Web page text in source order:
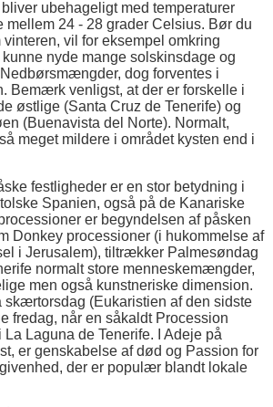
ubehageligt med temperaturer
mellem 24 - 28 grader Celsius. Bør du
vinteren, vil for eksempel omkring
nyde mange solskinsdage og
dog forventes i
Bemærk venligst, at der er forskelle i
østlige (Santa Cruz de Tenerife) og
(Buenavista del Norte). Normalt,
meget mildere i området kysten end i
festligheder er en stor betydning i
Spanien, også på de Kanariske
er begyndelsen af påsken
Donkey processioner (i hukommelse af
i Jerusalem), tiltrækker Palmesøndag
normalt store menneskemængder,
men også kunstneriske dimension.
skærtorsdag (Eukaristien af den sidste
fredag, når en såkaldt Procession
Laguna de Tenerife. I Adeje på
er genskabelse af død og Passion for
der er populær blandt lokale